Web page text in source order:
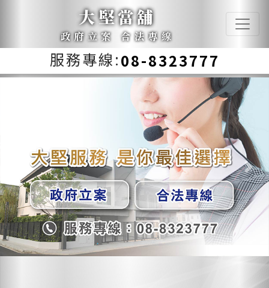
大堅當舖
政府立案 合法專線
服務專線:08-8323777
Previous Next